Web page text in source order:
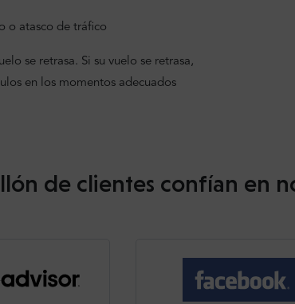
o atasco de tráfico
se retrasa. Si su vuelo se retrasa,
en los momentos adecuados
de clientes confían en